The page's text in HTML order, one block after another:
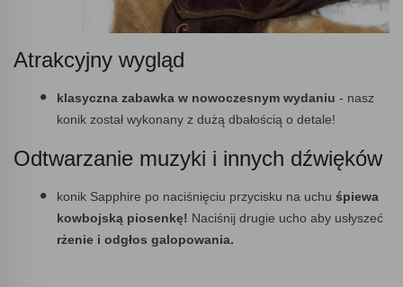
Atrakcyjny wygląd
klasyczna zabawka w nowoczesnym wydaniu - nasz
konik został wykonany z dużą dbałością o detale!
Odtwarzanie muzyki i innych dźwięków
konik Sapphire po naciśnięciu przycisku na uchu śpiewa
kowbojską piosenkę! Naciśnij drugie ucho aby usłyszeć
rżenie i odgłos galopowania.